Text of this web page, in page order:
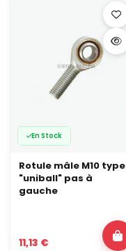
En Stock
Rotule mâle M10 type
"uniball" pas à
gauche
11,13 €